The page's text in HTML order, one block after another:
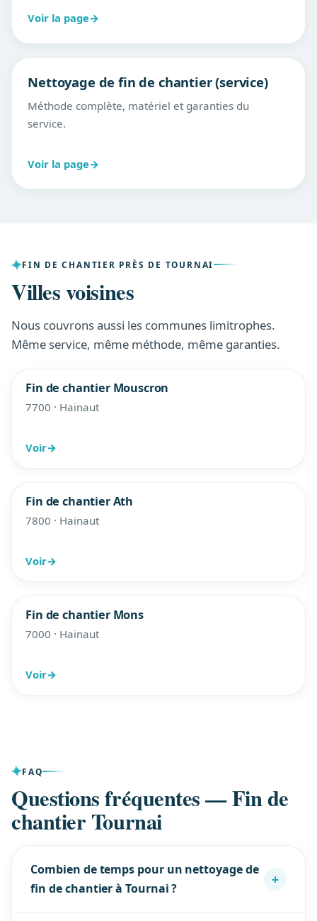
Voir la page→
Nettoyage de fin de chantier (service)
Méthode complète, matériel et garanties du
service.
Voir la page→
FIN DE CHANTIER PRÈS DE TOURNAI
Villes voisines
Nous couvrons aussi les communes limitrophes.
Même service, même méthode, même garanties.
Fin de chantier Mouscron
7700 · Hainaut
Voir→
Fin de chantier Ath
7800 · Hainaut
Voir→
Fin de chantier Mons
7000 · Hainaut
Voir→
FAQ
Questions fréquentes — Fin de
chantier Tournai
Combien de temps pour un nettoyage de
fin de chantier à Tournai ?
+